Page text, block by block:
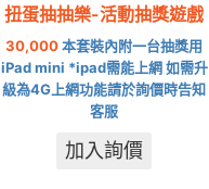
扭蛋抽抽樂-活動抽獎遊戲
30,000本套裝內附一台抽獎用
iPad mini *ipad需能上網 如需升
級為4G上網功能請於詢價時告知
客服
加入詢價